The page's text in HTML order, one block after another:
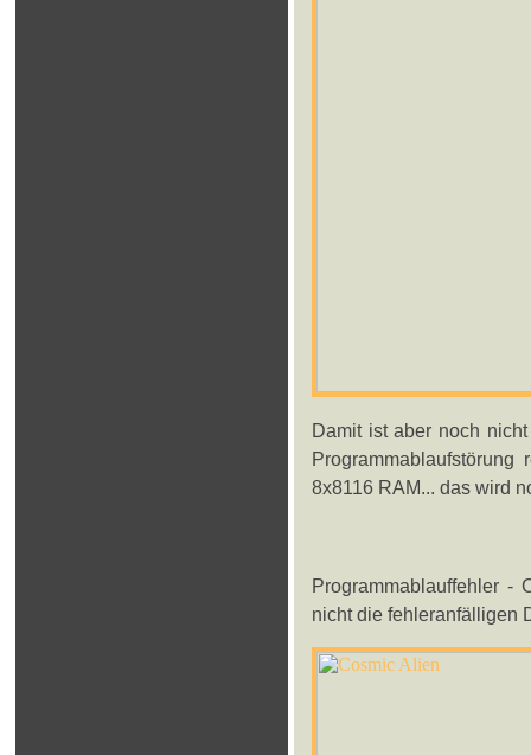
Damit ist aber noch
8x8116 RAM... das wird
Programmablauffehler
nicht die fehleranfälligen